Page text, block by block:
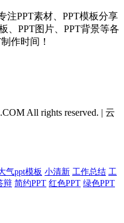
注PPT素材、PPT模板分享
、PPT图片、PPT背景等各
作时间！
All rights reserved. | 云
气ppt模板 小清新 工作总结 工
辩 简约PPT 红色PPT 绿色PPT